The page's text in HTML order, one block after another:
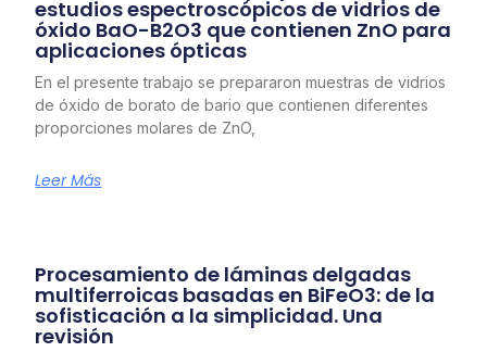
estudios espectroscópicos de vidrios de
óxido BaO-B2O3 que contienen ZnO para
aplicaciones ópticas
En el presente trabajo se prepararon muestras de vidrios
de óxido de borato de bario que contienen diferentes
proporciones molares de ZnO,
Leer Más
Procesamiento de láminas delgadas
multiferroicas basadas en BiFeO3: de la
sofisticación a la simplicidad. Una
revisión